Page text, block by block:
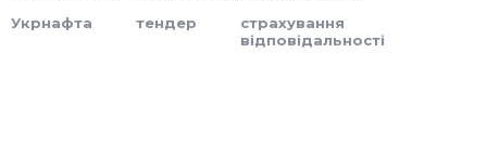
Укрнафта тендер
страхування
відповідальності